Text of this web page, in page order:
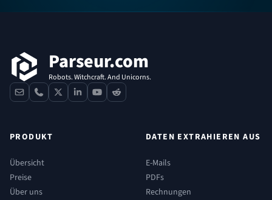
Parseur.com
Robots. Witchcraft. And Unicorns.
contactphone
x linkedinyoutube
reddit
PRODUKT
Übersicht
Preise
Über uns
DATEN EXTRAHIEREN AUS
E-Mails
PDFs
Rechnungen